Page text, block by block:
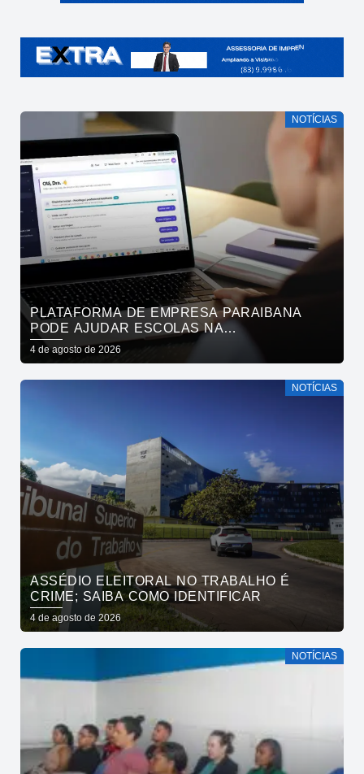
NOTÍCIAS
PLATAFORMA DE EMPRESA PARAIBANA
PODE AJUDAR ESCOLAS NA
IDENTIFICAÇÃO PRECOCE DE SINAIS DE
NEURODIVERGÊNCIA
4 de agosto de 2026
NOTÍCIAS
ASSÉDIO ELEITORAL NO TRABALHO É
CRIME; SAIBA COMO IDENTIFICAR
4 de agosto de 2026
NOTÍCIAS